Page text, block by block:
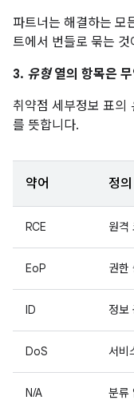
파트너는 해결하는 모
트에서 번들로 묶는 것
3. 유형열의 항목은
취약점 세부정보 표의
를 뜻합니다.
약어 정의
RCE 원
EoP 권
ID 정
DoS 서
N/A 분